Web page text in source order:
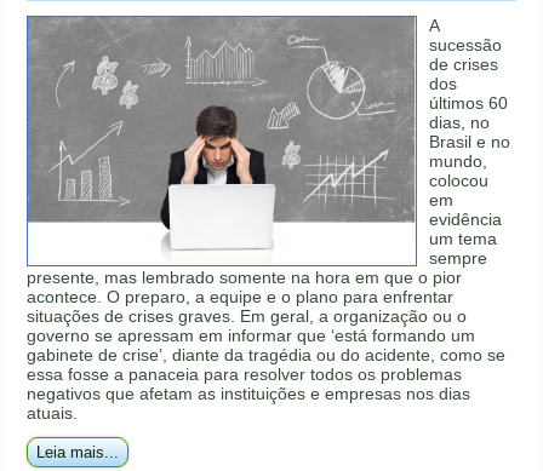
A
sucessão
de crises
dos
últimos 60
dias, no
Brasil e no
mundo,
colocou
em
evidência
um tema
sempre
presente, mas lembrado somente na hora em que o pior
acontece. O preparo, a equipe e o plano para enfrentar
situações de crises graves. Em geral, a organização ou o
governo se apressam em informar que ‘está formando um
gabinete de crise’, diante da tragédia ou do acidente, como se
essa fosse a panaceia para resolver todos os problemas
negativos que afetam as instituições e empresas nos dias
atuais.
Leia mais...